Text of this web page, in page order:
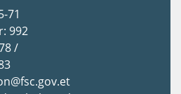
71
992
/